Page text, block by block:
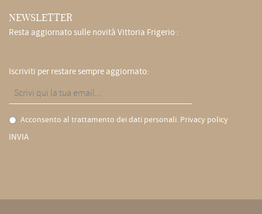
NEWSLETTER
Resta aggiornato sulle novità Vittoria Frigerio :
Iscriviti per restare sempre aggiornato:
Acconsento al trattamento dei dati personali. Privacy policy
INVIA